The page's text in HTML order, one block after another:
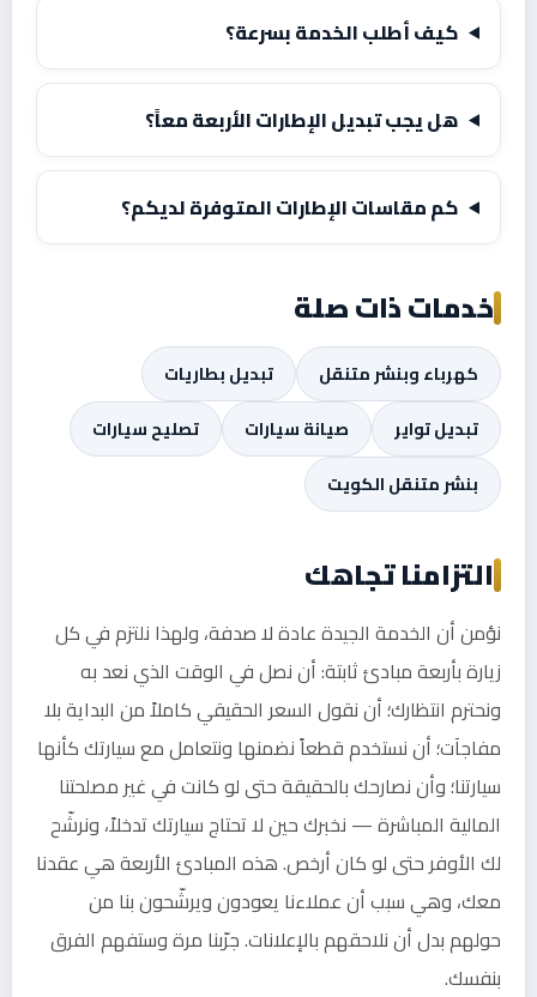
كيف أطلب الخدمة بسرعة؟
هل يجب تبديل الإطارات الأربعة معاً؟
كم مقاسات الإطارات المتوفرة لديكم؟
خدمات ذات صلة
كهرباء وبنشر متنقل
تبديل بطاريات
تبديل تواير
صيانة سيارات
تصليح سيارات
بنشر متنقل الكويت
التزامنا تجاهك
نؤمن أن الخدمة الجيدة عادة لا صدفة، ولهذا نلتزم في كل
زيارة بأربعة مبادئ ثابتة: أن نصل في الوقت الذي نعد به
ونحترم انتظارك؛ أن نقول السعر الحقيقي كاملاً من البداية بلا
مفاجآت؛ أن نستخدم قطعاً نضمنها ونتعامل مع سيارتك كأنها
سيارتنا؛ وأن نصارحك بالحقيقة حتى لو كانت في غير مصلحتنا
المالية المباشرة — نخبرك حين لا تحتاج سيارتك تدخلاً، ونرشّح
لك الأوفر حتى لو كان أرخص. هذه المبادئ الأربعة هي عقدنا
معك، وهي سبب أن عملاءنا يعودون ويرشّحون بنا من
حولهم بدل أن نلاحقهم بالإعلانات. جرّبنا مرة وستفهم الفرق
بنفسك.